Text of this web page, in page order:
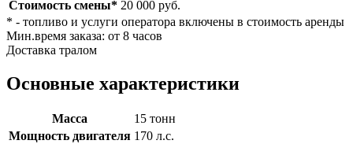
Стоимость смены* 20 000 руб.
* - топливо и услуги оператора включены в стоимость аренды
Мин.время заказа: от 8 часов
Доставка тралом
Основные характеристики
Масса
15 тонн
Мощность двигателя 170 л.с.